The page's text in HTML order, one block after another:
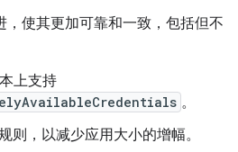
，使其更加可靠和一致，包括但不
上支持
。
则，以减少应用大小的增幅。